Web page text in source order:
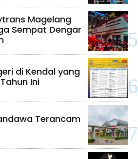
Magelang
Sempat Dengar
di Kendal yang
Ini
Terancam